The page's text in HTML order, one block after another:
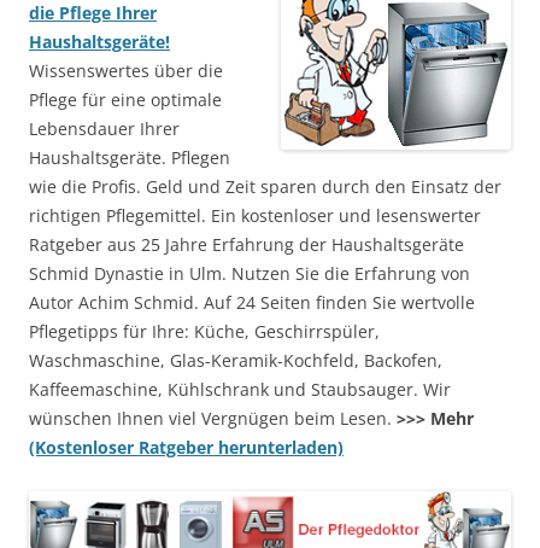
die Pflege Ihrer
Haushaltsgeräte!
Wissenswertes über die
Pflege für eine optimale
Lebensdauer Ihrer
Haushaltsgeräte. Pflegen
wie die Profis. Geld und Zeit sparen durch den Einsatz der
richtigen Pflegemittel. Ein kostenloser und lesenswerter
Ratgeber aus 25 Jahre Erfahrung der Haushaltsgeräte
Schmid Dynastie in Ulm. Nutzen Sie die Erfahrung von
Autor Achim Schmid. Auf 24 Seiten finden Sie wertvolle
Pflegetipps für Ihre: Küche, Geschirrspüler,
Waschmaschine, Glas-Keramik-Kochfeld, Backofen,
Kaffeemaschine, Kühlschrank und Staubsauger. Wir
wünschen Ihnen viel Vergnügen beim Lesen. >>> Mehr
(Kostenloser Ratgeber herunterladen)